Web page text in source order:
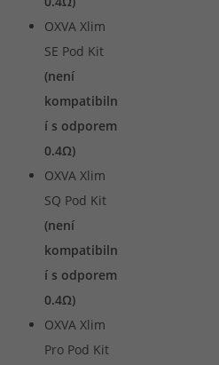
OXVA Xlim
SE Pod Kit
(není
kompatibiln
í s odporem
0.4Ω)
OXVA Xlim
SQ Pod Kit
(není
kompatibiln
í s odporem
0.4Ω)
OXVA Xlim
Pro Pod Kit